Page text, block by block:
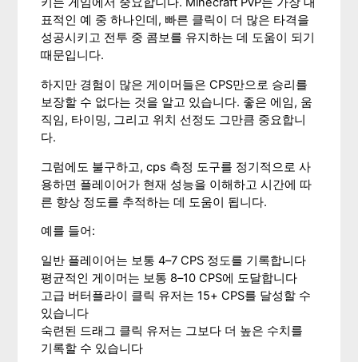
표적인 예 중 하나인데, 빠른 클릭이 더 많은 타격을
성공시키고 전투 중 콤보를 유지하는 데 도움이 되기
때문입니다.
하지만 경험이 많은 게이머들은 CPS만으로 승리를
보장할 수 없다는 것을 알고 있습니다. 좋은 에임, 움
직임, 타이밍, 그리고 위치 선정도 그만큼 중요합니
다.
그럼에도 불구하고, cps 측정 도구를 정기적으로 사
용하면 플레이어가 현재 성능을 이해하고 시간에 따
른 향상 정도를 추적하는 데 도움이 됩니다.
예를 들어:
일반 플레이어는 보통 4–7 CPS 정도를 기록합니다
평균적인 게이머는 보통 8–10 CPS에 도달합니다
고급 버터플라이 클릭 유저는 15+ CPS를 달성할 수
있습니다
숙련된 드래그 클릭 유저는 그보다 더 높은 수치를
기록할 수 있습니다